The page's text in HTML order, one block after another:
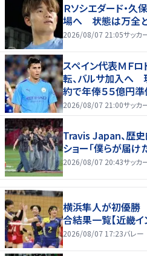
Ｒソシエダード・久
場へ 状態は万全と
2026/08/07 21:05サッカ
スペイン代表ＭＦロ
転、バルサ加入へ
約で年俸５５億円
2026/08/07 21:00サッカ
Travis Japan、歴
ショー「僕らが届け
2026/08/07 20:43サッカ
横浜隼人が初優勝
合結果一覧【近畿イ
2026/08/07 17:23バレー